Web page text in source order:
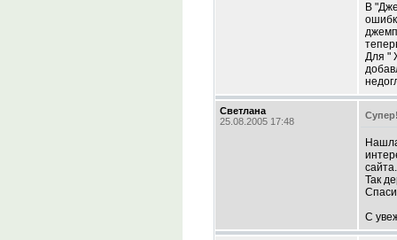
В
Для "
Светлана
25.08.2005 17:48
Так
С